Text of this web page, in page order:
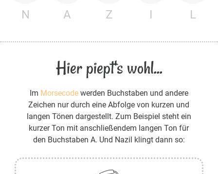
N A Z I L
Hier piept's wohl...
Im Morsecodewerden Buchstaben und andere
Zeichen nur durch eine Abfolge von kurzen und
langen Tönen dargestellt. Zum Beispiel steht ein
kurzer Ton mit anschließendem langen Ton für
den Buchstaben A. Und Nazil klingt dann so: